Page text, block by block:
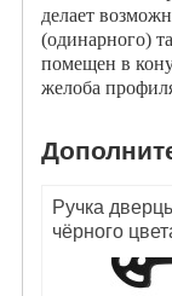
делает
(одинарного)
помещен в
желоба
Ручка
чёрного